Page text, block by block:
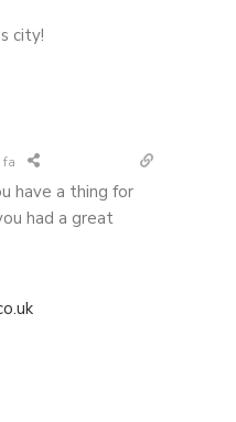
city!
fa
have a thing for
had a great